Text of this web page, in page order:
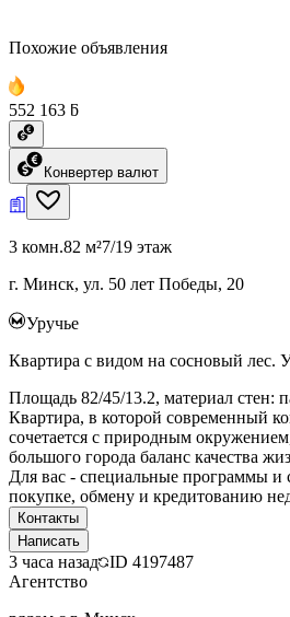
Похожие объявления
552 163 ƃ
Конвертер валют
3 комн.82 м²7/19 этаж
г. Минск, ул. 50 лет Победы, 20
Уручье
Квартира с видом на сосновый лес.
Площадь 82/45/13.2, материал стен:
Квартира, в которой современный
сочетается с природным
большого города баланс качества
Для вас - специальные программы и
покупке, обмену и кредитованию
Контакты
Написать
3 часа назад ID 4197487
Агентство